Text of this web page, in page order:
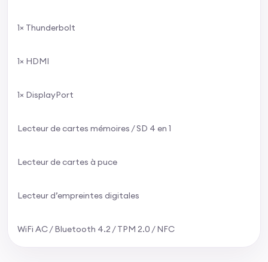
1× Thunderbolt
1× HDMI
1× DisplayPort
Lecteur de cartes mémoires / SD 4 en 1
Lecteur de cartes à puce
Lecteur d’empreintes digitales
WiFi AC / Bluetooth 4.2 / TPM 2.0 / NFC